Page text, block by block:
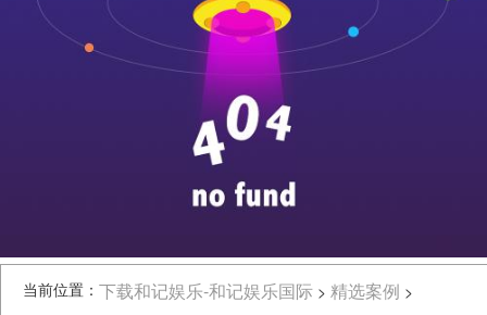
当前位置： 下载和记娱乐-和记娱乐国际 > 精选案例 >